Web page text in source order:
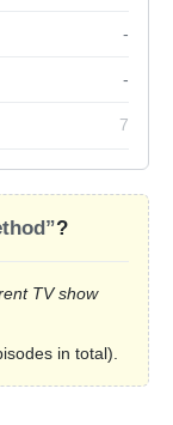
-
-
7
?
TV show
in total).